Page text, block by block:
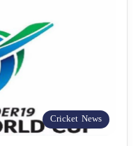
Cricket News